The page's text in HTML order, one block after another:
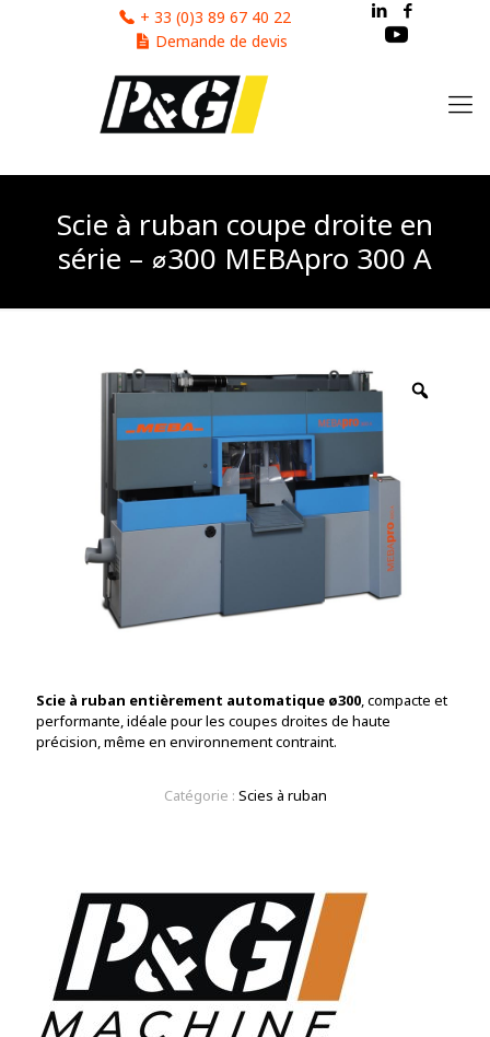
+ 33 (0)3 89 67 40 22
Demande de devis
Scie à ruban coupe droite en
série – ⌀300 MEBApro 300 A
Scie à ruban entièrement automatique ø300, compacte et
performante, idéale pour les coupes droites de haute
précision, même en environnement contraint.
Catégorie : Scies à ruban
Cookies management panel